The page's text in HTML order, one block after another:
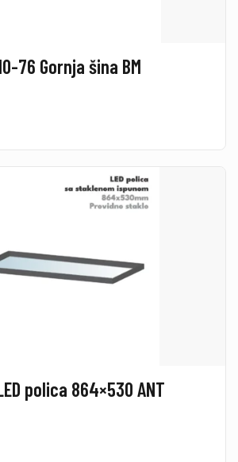
76 Gornja šina BM
polica 864×530 ANT